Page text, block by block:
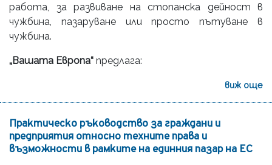
работа, за развиване на стопанска дейност в
чужбина, пазаруване или просто пътуване в
чужбина.
„Вашата Европа“ предлага:
виж още
Практическо ръководство за граждани и
предприятия относно техните права и
възможности в рамките на единния пазар на ЕС